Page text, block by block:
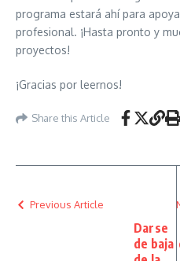
programa estará ahí para
profesional. ¡Hasta pronto y
proyectos!
¡Gracias por leernos!
Share this Article
Previous Article
Darse
de baja